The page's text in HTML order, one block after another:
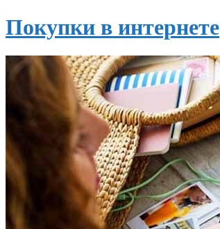
Покупки в интернете